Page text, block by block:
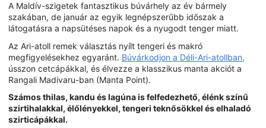
A Maldív-szigetek fantasztikus búvárhely az év bármely
szakában, de január az egyik legnépszerűbb időszak a
látogatásra a napsütéses napok és a nyugodt tenger miatt.
Az Ari-atoll remek választás nyílt tengeri és makró
megfigyelésekhez egyaránt. Búvárkodjon a Déli-Ari-atollban,
ússzon cetcápákkal, és élvezze a klasszikus manta akciót a
Rangali Madivaru-ban (Manta Point).
Számos thilas, kandu és lagúna is felfedezhető, élénk színű
szirtihalakkal, élőlényekkel, tengeri teknősökkel és elhaladó
szirticápákkal.